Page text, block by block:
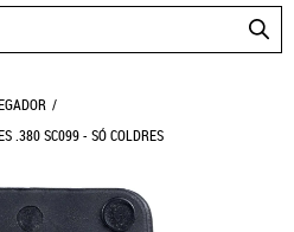
.380 SC099 - SÓ COLDRES